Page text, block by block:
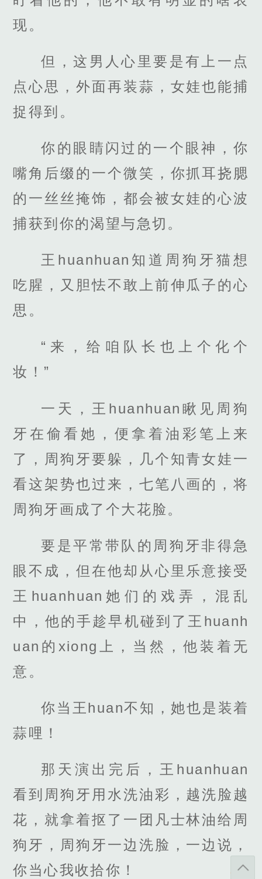
现。
但，这男人心里要是有上一点
点心思，外面再装蒜，女娃也能捕
捉得到。
你的眼睛闪过的一个眼神，你
嘴角后缀的一个微笑，你抓耳挠腮
的一丝丝掩饰，都会被女娃的心波
捕获到你的渴望与急切。
王huanhuan知道周狗牙猫想
吃腥，又胆怯不敢上前伸瓜子的心
思。
“来，给咱队长也上个化个
妆！”
一天，王huanhuan瞅见周狗
牙在偷看她，便拿着油彩笔上来
了，周狗牙要躲，几个知青女娃一
看这架势也过来，七笔八画的，将
周狗牙画成了个大花脸。
要是平常带队的周狗牙非得急
眼不成，但在他却从心里乐意接受
王huanhuan她们的戏弄，混乱
中，他的手趁早机碰到了王huanh
uan的xiong上，当然，他装着无
意。
你当王huan不知，她也是装着
蒜哩！
那天演出完后，王huanhuan
看到周狗牙用水洗油彩，越洗脸越
花，就拿着抠了一团凡士林油给周
狗牙，周狗牙一边洗脸，一边说，
你当心我收拾你！